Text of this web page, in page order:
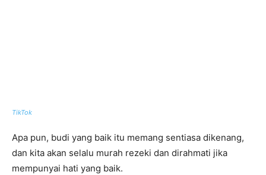
TikTok
Apa pun, budi yang baik itu memang sentiasa dikenang,
dan kita akan selalu murah rezeki dan dirahmati jika
mempunyai hati yang baik.